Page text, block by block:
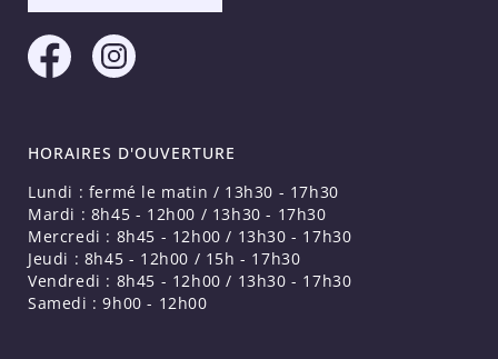
HORAIRES D'OUVERTURE
Lundi : fermé le matin / 13h30 - 17h30
Mardi : 8h45 - 12h00 / 13h30 - 17h30
Mercredi : 8h45 - 12h00 / 13h30 - 17h30
Jeudi : 8h45 - 12h00 / 15h - 17h30
Vendredi : 8h45 - 12h00 / 13h30 - 17h30
Samedi : 9h00 - 12h00